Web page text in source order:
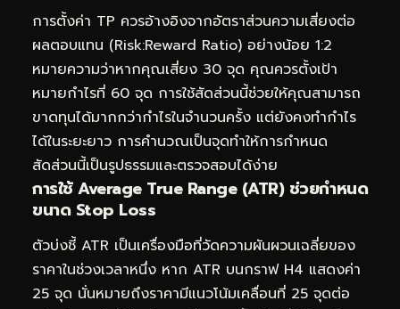
การตั้งค่า TP ควรอ้างอิงจากอัตราส่วนความเสี่ยงต่อ
ผลตอบแทน (Risk:Reward Ratio) อย่างน้อย 1:2
หมายความว่าหากคุณเสี่ยง 30 จุด คุณควรตั้งเป้า
หมายกำไรที่ 60 จุด การใช้สัดส่วนนี้ช่วยให้คุณสามารถ
ขาดทุนได้มากกว่ากำไรในจำนวนครั้ง แต่ยังคงทำกำไร
ได้ในระยะยาว การคำนวณเป็นจุดทำให้การกำหนด
สัดส่วนนี้เป็นรูปธรรมและตรวจสอบได้ง่าย
การใช้ Average True Range (ATR) ช่วยกำหนด
ขนาด Stop Loss
ตัวบ่งชี้ ATR เป็นเครื่องมือที่วัดความผันผวนเฉลี่ยของ
ราคาในช่วงเวลาหนึ่ง หาก ATR บนกราฟ H4 แสดงค่า
25 จุด นั่นหมายถึงราคามีแนวโน้มเคลื่อนที่ 25 จุดต่อ